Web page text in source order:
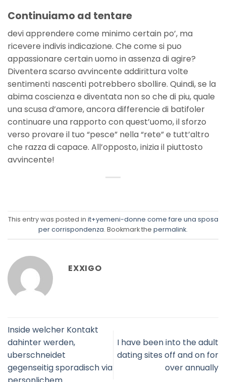
Continuiamo ad tentare
devi apprendere come minimo certain po’, ma
ricevere indivis indicazione. Che come si puo
appassionare certain uomo in assenza di agire?
Diventera scarso avvincente addirittura volte
sentimenti nascenti potrebbero sbollire. Quindi, se la
abima coscienza e diventata non so che di piu, quale
una scusa d’amore, ancora differencie di batifoler
continuare una rapporto con quest’uomo, il sforzo
verso provare il tuo “pesce” nella “rete” e tutt’altro
che razza di capace. All’opposto, inizia il piuttosto
avvincente!
This entry was posted in it+yemeni-donne come fare una sposa
per corrispondenza. Bookmark the permalink.
EXXIGO
Inside welcher Kontakt
dahinter werden,
uberschneidet
gegenseitig sporadisch via
I have been into the adult
dating sites off and on for
over annually